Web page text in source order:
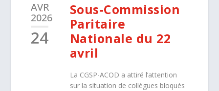
AVR
2026
24
Sous-Commission
Paritaire
Nationale du 22
avril
La CGSP-ACOD a attiré l’attention
sur la situation de collègues bloqués